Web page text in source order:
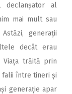
declanșator al
mai mult sau
Astăzi, generații
decât erau
Viața trăită prin
falii între tineri și
generație apar